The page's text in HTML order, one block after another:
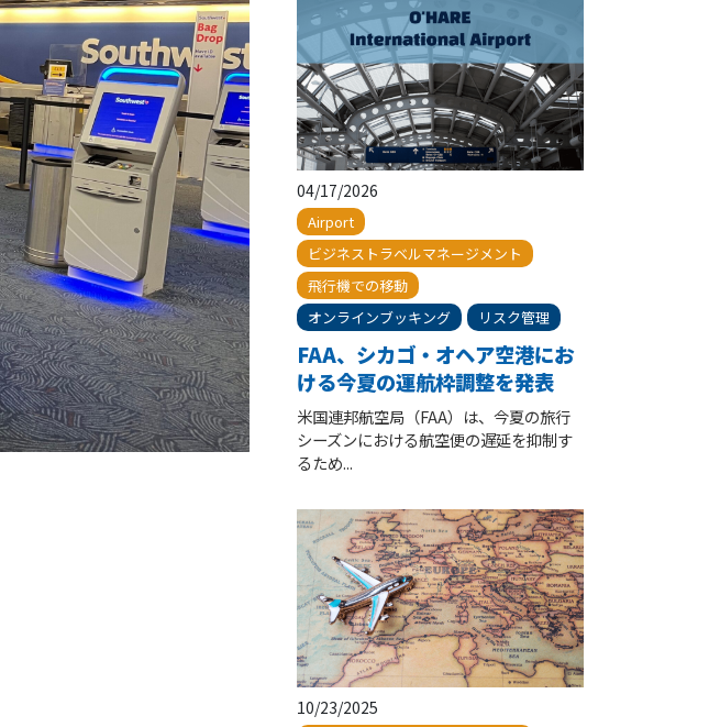
04/17/2026
Airport
ビジネストラベルマネージメント
飛行機での移動
オンラインブッキング
リスク管理
FAA、シカゴ・オヘア空港にお
ける今夏の運航枠調整を発表
米国連邦航空局（FAA）は、今夏の旅行
シーズンにおける航空便の遅延を抑制す
るため...
10/23/2025